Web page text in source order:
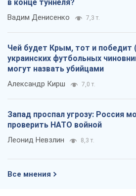
в конце туннеля?
Вадим Денисенко 7,3 т.
Чей будет Крым, тот и победит
украинских футбольных
могут назвать убийцами
Александр Кирш 7,0 т.
Запад проспал угрозу: Россия
проверить НАТО войной
Леонид Невзлин 8,3 т.
Все мнения